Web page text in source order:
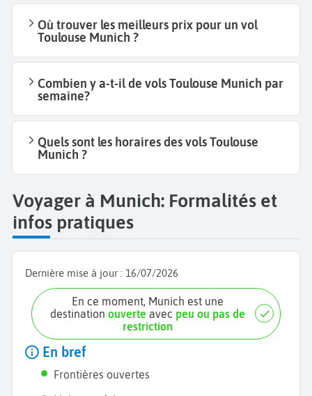
Où trouver les meilleurs prix pour un vol
Toulouse Munich ?
Combien y a-t-il de vols Toulouse Munich par
semaine?
Quels sont les horaires des vols Toulouse
Munich ?
Voyager à Munich: Formalités et
infos pratiques
Dernière mise à jour : 16/07/2026
En ce moment, Munich est une
destinationouverte avec peu ou pas de
restriction
En bref
Frontières ouvertes